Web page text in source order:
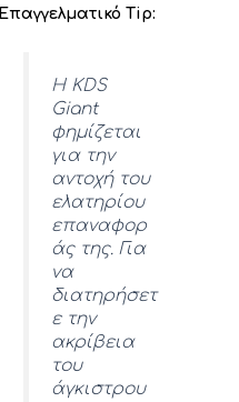
Επαγγελματικό Tip:
Η KDS
Giant
φημίζεται
για την
αντοχή του
ελατηρίου
επαναφορ
άς της. Για
να
διατηρήσετ
ε την
ακρίβεια
του
άγκιστρου